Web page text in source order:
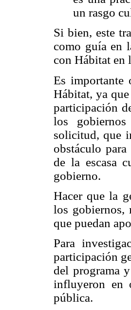
un rasgo
Si bien, este
como guía en
con Hábitat en
Es importante
Hábitat, ya
participación
los
solicitud, que
obstáculo
de la escasa
gobierno.
Hacer que la
los gobiernos,
que puedan
Para
participación
del programa
influyeron en
pública.